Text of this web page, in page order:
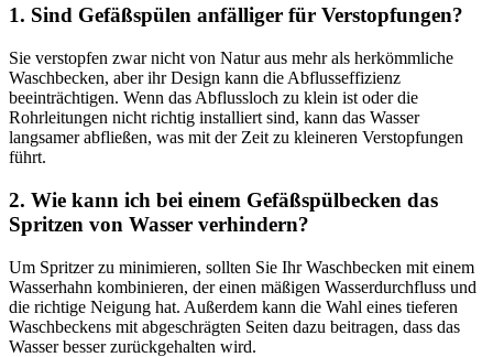
1. Sind Gefäßspülen anfälliger für Verstopfungen?
Sie verstopfen zwar nicht von Natur aus mehr als herkömmliche
Waschbecken, aber ihr Design kann die Abflusseffizienz
beeinträchtigen. Wenn das Abflussloch zu klein ist oder die
Rohrleitungen nicht richtig installiert sind, kann das Wasser
langsamer abfließen, was mit der Zeit zu kleineren Verstopfungen
führt.
2. Wie kann ich bei einem Gefäßspülbecken das
Spritzen von Wasser verhindern?
Um Spritzer zu minimieren, sollten Sie Ihr Waschbecken mit einem
Wasserhahn kombinieren, der einen mäßigen Wasserdurchfluss und
die richtige Neigung hat. Außerdem kann die Wahl eines tieferen
Waschbeckens mit abgeschrägten Seiten dazu beitragen, dass das
Wasser besser zurückgehalten wird.